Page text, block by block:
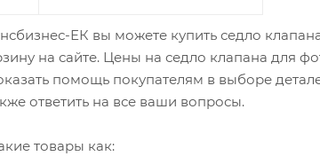
ЕК вы можете купить седло
на сайте. Цены на седло клапана для
помощь покупателям в выборе
ответить на все ваши вопросы.
товары как: